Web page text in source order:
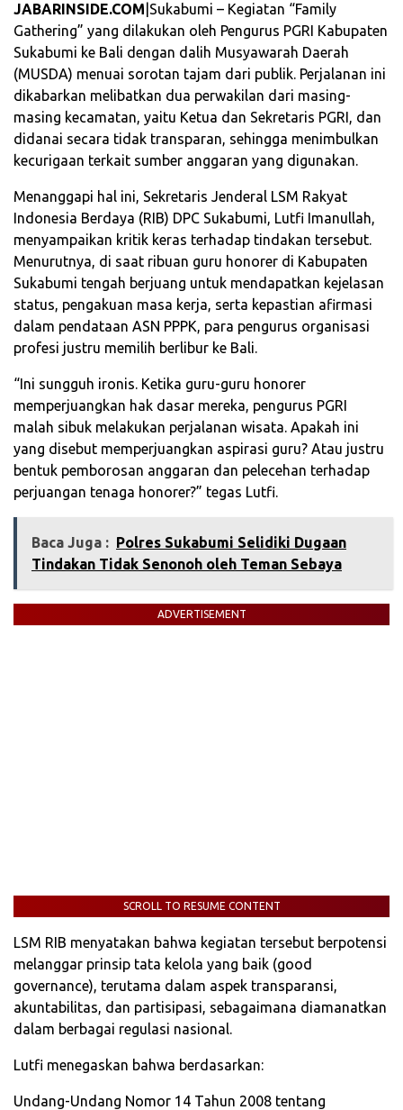
JABARINSIDE.COM |Sukabumi – Kegiatan “Family
Gathering” yang dilakukan oleh Pengurus PGRI Kabupaten
Sukabumi ke Bali dengan dalih Musyawarah Daerah
(MUSDA) menuai sorotan tajam dari publik. Perjalanan ini
dikabarkan melibatkan dua perwakilan dari masing-
masing kecamatan, yaitu Ketua dan Sekretaris PGRI, dan
didanai secara tidak transparan, sehingga menimbulkan
kecurigaan terkait sumber anggaran yang digunakan.
Menanggapi hal ini, Sekretaris Jenderal LSM Rakyat
Indonesia Berdaya (RIB) DPC Sukabumi, Lutfi Imanullah,
menyampaikan kritik keras terhadap tindakan tersebut.
Menurutnya, di saat ribuan guru honorer di Kabupaten
Sukabumi tengah berjuang untuk mendapatkan kejelasan
status, pengakuan masa kerja, serta kepastian afirmasi
dalam pendataan ASN PPPK, para pengurus organisasi
profesi justru memilih berlibur ke Bali.
“Ini sungguh ironis. Ketika guru-guru honorer
memperjuangkan hak dasar mereka, pengurus PGRI
malah sibuk melakukan perjalanan wisata. Apakah ini
yang disebut memperjuangkan aspirasi guru? Atau justru
bentuk pemborosan anggaran dan pelecehan terhadap
perjuangan tenaga honorer?” tegas Lutfi.
Baca Juga : Polres Sukabumi Selidiki Dugaan
Tindakan Tidak Senonoh oleh Teman Sebaya
ADVERTISEMENT
SCROLL TO RESUME CONTENT
LSM RIB menyatakan bahwa kegiatan tersebut berpotensi
melanggar prinsip tata kelola yang baik (good
governance), terutama dalam aspek transparansi,
akuntabilitas, dan partisipasi, sebagaimana diamanatkan
dalam berbagai regulasi nasional.
Lutfi menegaskan bahwa berdasarkan:
Undang-Undang Nomor 14 Tahun 2008 tentang